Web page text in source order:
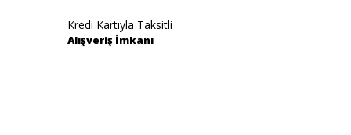
Kredi Kartıyla Taksitli
Alışveriş İmkanı